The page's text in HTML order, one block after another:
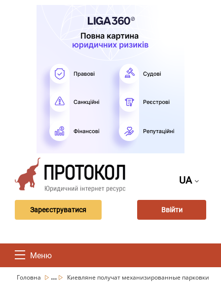
UA
Зареєструватися Ввійти
Меню
Головна ...
Киевляне получат механизированные парковки